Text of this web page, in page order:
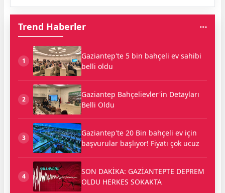
Trend Haberler
1
Gaziantep'te 5 bin bahçeli ev sahibi
belli oldu
2
Gaziantep Bahçelievler'in Detayları
Belli Oldu
3
Gaziantep'te 20 Bin bahçeli ev için
başvurular başlıyor! Fiyatı çok ucuz
4
SON DAKİKA: GAZİANTEPTE DEPREM
OLDU HERKES SOKAKTA